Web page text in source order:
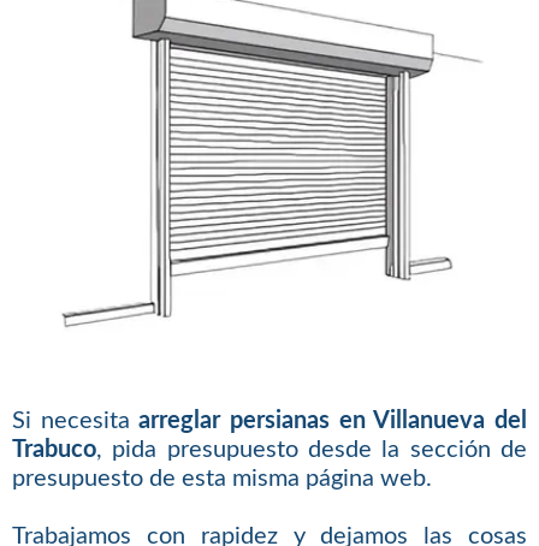
Si necesitaarreglar persianas en Villanueva del
Trabuco, pida presupuesto desde la sección de
presupuesto de esta misma página web.
Trabajamos con rapidez y dejamos las cosas